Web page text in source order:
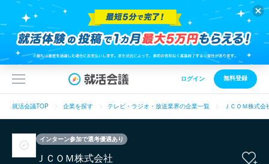
ログイン 無料登録
就活会議TOP 企業を探す テレビ・ラジオ・放送業界の企業一覧 ＪＣＯＭ株式会
インターン参加で選考優遇あり
ＪＣＯＭ株式会社